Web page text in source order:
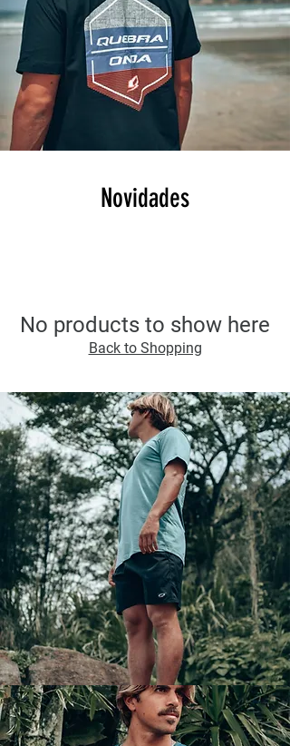
Novidades
No products to show here
Back to Shopping